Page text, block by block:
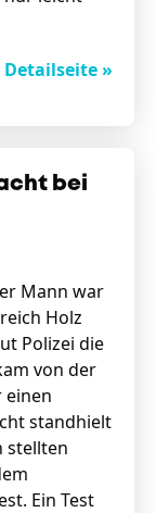
Detailseite »
bei
Mann war
Holz
Polizei die
von der
einen
standhielt
stellten
Ein Test